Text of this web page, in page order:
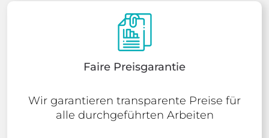
Faire Preisgarantie
Wir garantieren transparente Preise für
alle durchgeführten Arbeiten